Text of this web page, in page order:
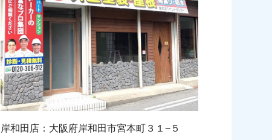
岸和田店：大阪府岸和田市宮本町３１−５